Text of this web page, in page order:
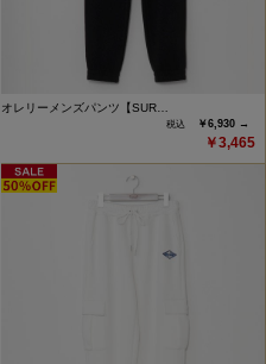
オレリーメンズパンツ【SUR…
￥6,930 →
￥3,465